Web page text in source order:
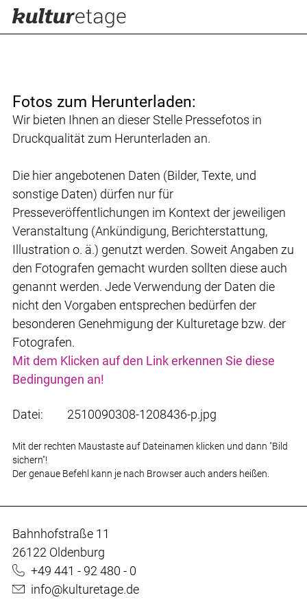
Fotos zum Herunterladen:
Wir bieten Ihnen an dieser Stelle Pressefotos in
Druckqualität zum Herunterladen an.
Die hier angebotenen Daten (Bilder, Texte, und
sonstige Daten) dürfen nur für
Presseveröffentlichungen im Kontext der jeweiligen
Veranstaltung (Ankündigung, Berichterstattung,
Illustration o. ä.) genutzt werden. Soweit Angaben zu
den Fotografen gemacht wurden sollten diese auch
genannt werden. Jede Verwendung der Daten die
nicht den Vorgaben entsprechen bedürfen der
besonderen Genehmigung der Kulturetage bzw. der
Fotografen.
Mit dem Klicken auf den Link erkennen Sie diese
Bedingungen an!
Datei: 2510090308-1208436-p.jpg
Mit der rechten Maustaste auf Dateinamen klicken und dann "Bild
sichern"!
Der genaue Befehl kann je nach Browser auch anders heißen.
Bahnhofstraße 11
26122 Oldenburg
+49 441 - 92 480 - 0
info@kulturetage.de